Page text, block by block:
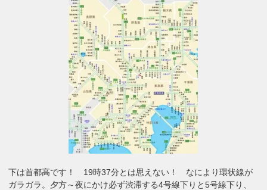
下は首都高です！ 19時37分とは思えない！ なにより環状線が
ガラガラ。夕方～夜にかけ必ず渋滞する4号線下りと5号線下り、